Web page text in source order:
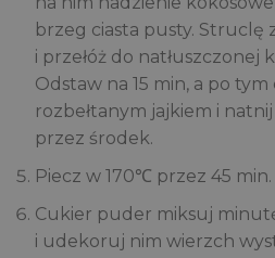
brzeg ciasta pusty. Struclę
i przełóż do natłuszczonej
Odstaw na 15 min, a po
rozbełtanym jajkiem i
przez środek.
Piecz w 170℃ przez 45
Cukier puder miksuj
i udekoruj nim wierzch